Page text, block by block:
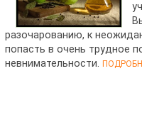
разочарованию, к
попасть в очень трудное
невнимательности.